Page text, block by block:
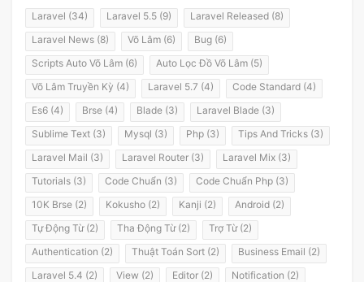
Laravel (34) Laravel 5.5 (9)
Laravel Released (8)
Laravel News (8)
Võ Lâm (6)
Bug (6)
Scripts Auto Võ Lâm (6)
Auto Lọc Đồ Võ Lâm (5)
Võ Lâm Truyền Kỳ (4)
Laravel 5.7 (4)
Code Standard (4)
Es6 (4)
Brse (4) Blade (3)
Laravel Blade (3)
Sublime Text (3)
Mysql (3) Php (3)
Tips And Tricks (3)
Laravel Mail (3)
Laravel Router (3)
Laravel Mix (3)
Tutorials (3)
Code Chuẩn (3)
Code Chuẩn Php (3)
10K Brse (2)
Kokusho (2) Kanji (2)
Android (2)
Tự Động Từ (2)
Tha Động Từ (2)
Trợ Từ (2)
Authentication (2)
Thuật Toán Sort (2)
Business Email (2)
Laravel 5.4 (2)
View (2) Editor (2)
Notification (2)